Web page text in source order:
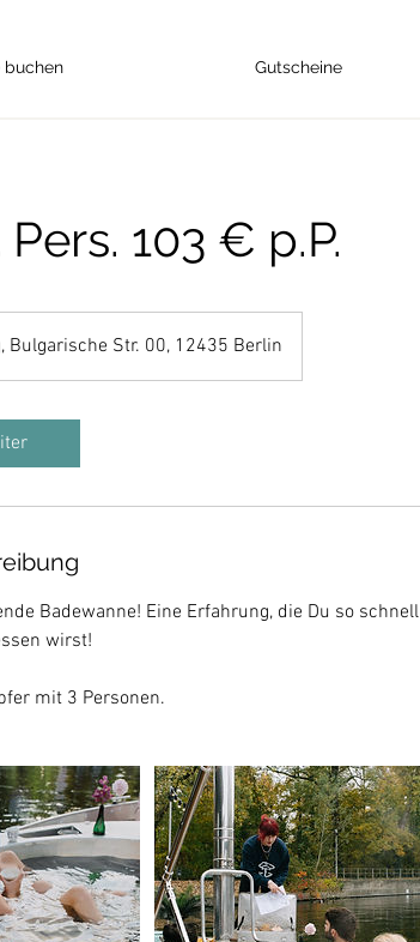
buchen Gutscheine
103 € p.P.
Bulgarische Str. 00, 12435 Berlin
Badewanne! Eine Erfahrung, die Du so schnell
wirst!
mit 3 Personen.